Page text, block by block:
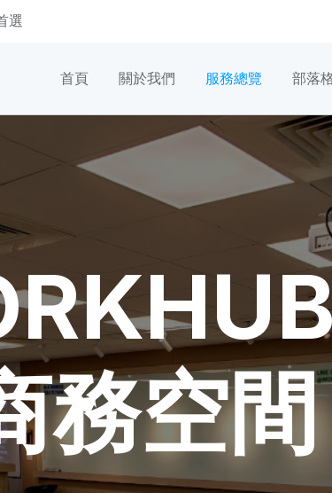
選
首頁 關於我們 服務總覽 部落
務空間